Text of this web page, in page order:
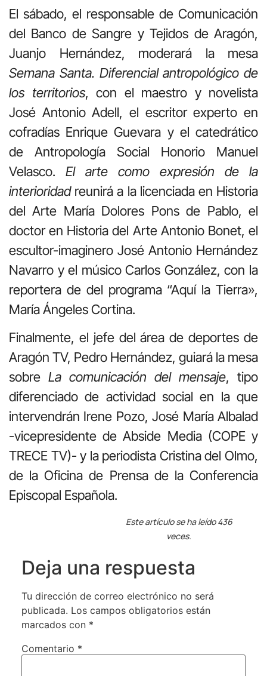
El sábado, el responsable de Comunicación
del Banco de Sangre y Tejidos de Aragón,
Juanjo Hernández, moderará la mesa
Semana Santa. Diferencial antropológico de
los territorios, con el maestro y novelista
José Antonio Adell, el escritor experto en
cofradías Enrique Guevara y el catedrático
de Antropología Social Honorio Manuel
Velasco. El arte como expresión de la
interioridadreunirá a la licenciada en Historia
del Arte María Dolores Pons de Pablo, el
doctor en Historia del Arte Antonio Bonet, el
escultor-imaginero José Antonio Hernández
Navarro y el músico Carlos González, con la
reportera de del programa “Aquí la Tierra»,
María Ángeles Cortina.
Finalmente, el jefe del área de deportes de
Aragón TV, Pedro Hernández, guiará la mesa
sobre La comunicación del mensaje, tipo
diferenciado de actividad social en la que
intervendrán Irene Pozo, José María Albalad
-vicepresidente de Abside Media (COPE y
TRECE TV)- y la periodista Cristina del Olmo,
de la Oficina de Prensa de la Conferencia
Episcopal Española.
Este artículo se ha leído 436
veces.
Deja una respuesta
Tu dirección de correo electrónico no será
publicada. Los campos obligatorios están
marcados con *
Comentario *